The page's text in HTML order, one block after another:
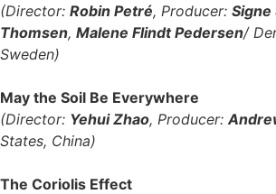
(Director: Robin Petré, Producer: Signe
Thomsen, Malene Flindt Pedersen/
Sweden)
May the Soil Be Everywhere
(Director: Yehui Zhao, Producer:
States, China)
The Coriolis Effect